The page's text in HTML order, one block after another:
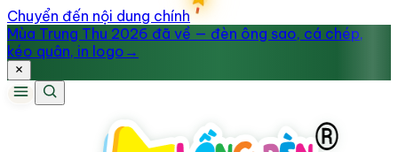
Chuyển đến nội dung chính
Mùa Trung Thu 2026 đã về — đèn ông sao, cá chép,
kéo quân, in logo →